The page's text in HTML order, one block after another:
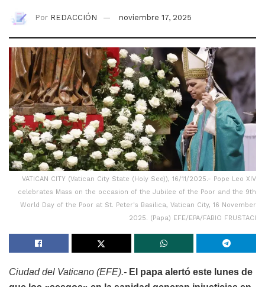
Por REDACCIÓN noviembre 17, 2025
VATICAN CITY (Vatican City State (Holy See)), 16/11/2025.- Pope Leo XIV
celebrates Mass on the occasion of the Jubilee of the Poor and the 9th
World Day of the Poor at St. Peter's Basilica, Vatican City, 16 November
2025. (Papa) EFE/EPA/FABIO FRUSTACI
Ciudad del Vaticano (EFE).- El papa alertó este lunes de